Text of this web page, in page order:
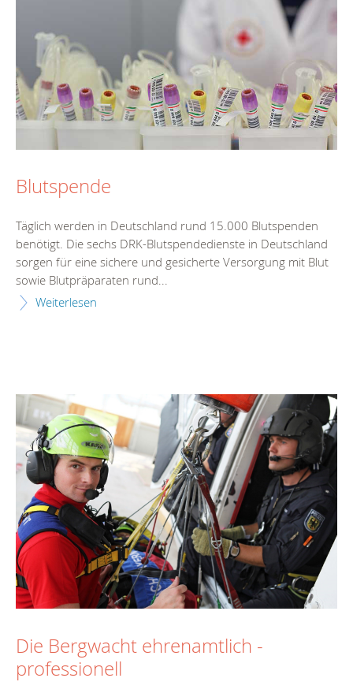
Blutspende
Täglich werden in Deutschland rund 15.000 Blutspenden
benötigt. Die sechs DRK-Blutspendedienste in Deutschland
sorgen für eine sichere und gesicherte Versorgung mit Blut
sowie Blutpräparaten rund...
Weiterlesen
Die Bergwacht ehrenamtlich -
professionell